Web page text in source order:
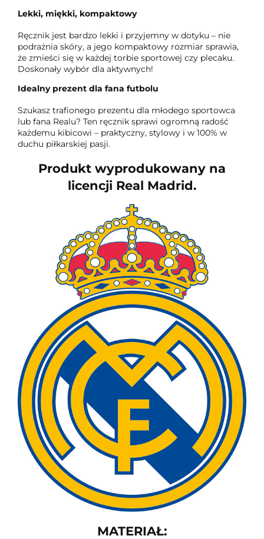
Lekki, miękki, kompaktowy
Ręcznik jest bardzo lekki i przyjemny w dotyku – nie
podrażnia skóry, a jego kompaktowy rozmiar sprawia,
że zmieści się w każdej torbie sportowej czy plecaku.
Doskonały wybór dla aktywnych!
Idealny prezent dla fana futbolu
Szukasz trafionego prezentu dla młodego sportowca
lub fana Realu? Ten ręcznik sprawi ogromną radość
każdemu kibicowi – praktyczny, stylowy i w 100% w
duchu piłkarskiej pasji.
Produkt wyprodukowany na
licencji Real Madrid.
MATERIAŁ: